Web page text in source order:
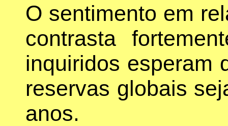
O sentimento em
contrasta
inquiridos esperam
reservas globais
anos.